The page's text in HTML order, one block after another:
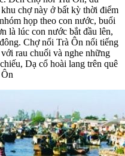
chợ này ở bất kỳ thời điểm
họp theo con nước, buổi
là lúc con nước bắt đầu lên,
Chợ nổi Trà Ôn nổi tiếng
rau chuối và nghe những
Dạ cổ hoài lang trên quê